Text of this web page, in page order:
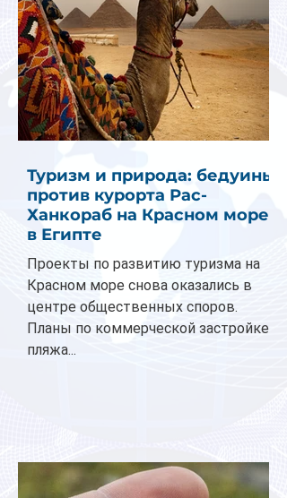
Туризм и природа: бедуины
против курорта Рас-
Ханкораб на Красном море
в Египте
Проекты по развитию туризма на
Красном море снова оказались в
центре общественных споров.
Планы по коммерческой застройке
пляжа...